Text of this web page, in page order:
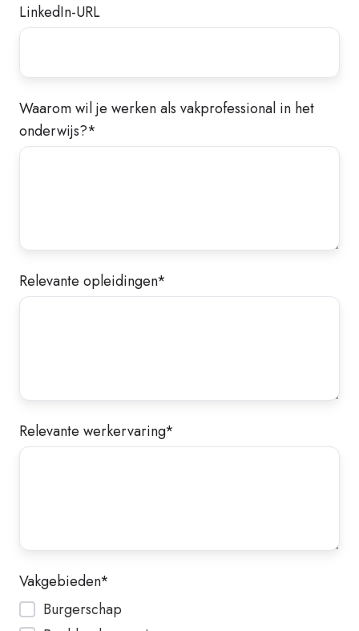
LinkedIn-URL
Waarom wil je werken als vakprofessional in het
onderwijs?*
Relevante opleidingen*
Relevante werkervaring*
Vakgebieden*
Burgerschap